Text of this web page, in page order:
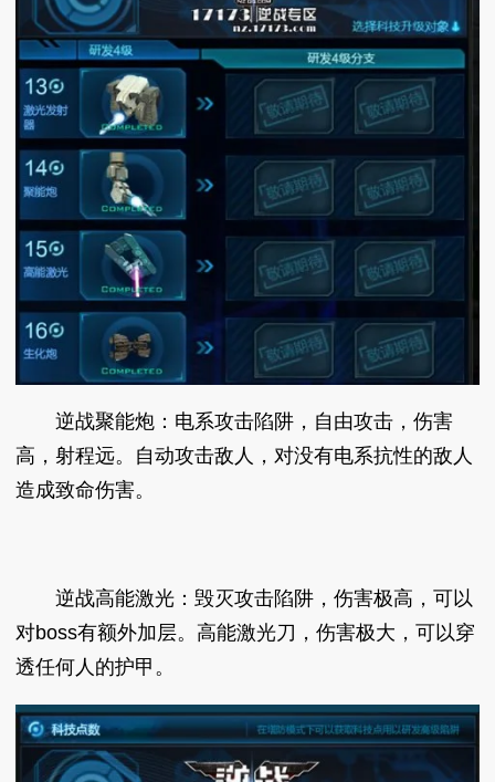
逆战聚能炮：电系攻击陷阱，自由攻击，伤害
高，射程远。自动攻击敌人，对没有电系抗性的敌人
造成致命伤害。
逆战高能激光：毁灭攻击陷阱，伤害极高，可以
对boss有额外加层。高能激光刀，伤害极大，可以穿
透任何人的护甲。